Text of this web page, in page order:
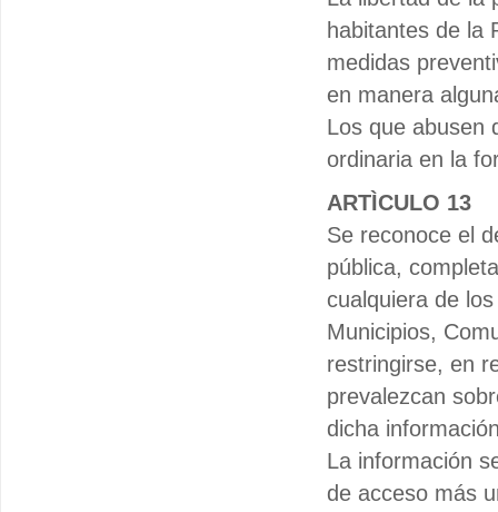
habitantes de la
medidas
en manera
Los que abusen
ordinaria en la
ARTÌCULO 13
Se reconoce el
pública,
cualquiera de
Municipios,
restringirse, en
prevalezcan
dicha
La información
de acceso más